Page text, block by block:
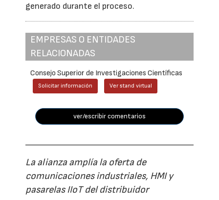
generado durante el proceso.
EMPRESAS O ENTIDADES
RELACIONADAS
Consejo Superior de Investigaciones Científicas
Solicitar información Ver stand virtual
ver/escribir comentarios
La alianza amplía la oferta de
comunicaciones industriales, HMI y
pasarelas IIoT del distribuidor